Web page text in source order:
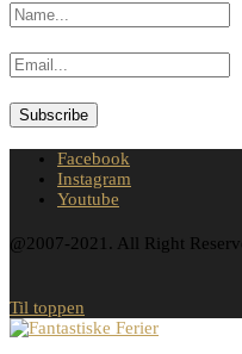
Facebook
Instagram
Youtube
@2007-2021. All Right
Til toppen